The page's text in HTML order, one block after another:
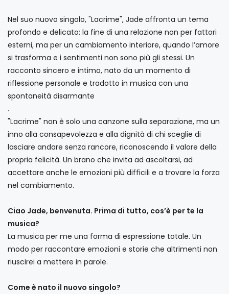
Nel suo nuovo singolo, "Lacrime", Jade affronta un tema
profondo e delicato: la fine di una relazione non per fattori
esterni, ma per un cambiamento interiore, quando l’amore
si trasforma e i sentimenti non sono più gli stessi. Un
racconto sincero e intimo, nato da un momento di
riflessione personale e tradotto in musica con una
spontaneità disarmante
.
"Lacrime" non è solo una canzone sulla separazione, ma un
inno alla consapevolezza e alla dignità di chi sceglie di
lasciare andare senza rancore, riconoscendo il valore della
propria felicità. Un brano che invita ad ascoltarsi, ad
accettare anche le emozioni più difficili e a trovare la forza
nel cambiamento.
Ciao Jade, benvenuta. Prima di tutto, cos’è per te la
musica?
La musica per me una forma di espressione totale. Un
modo per raccontare emozioni e storie che altrimenti non
riuscirei a mettere in parole.
Come è nato il nuovo singolo?